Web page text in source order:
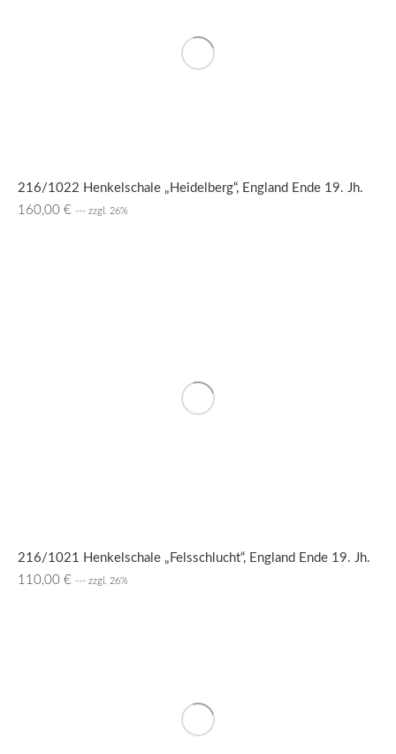
216/1022 Henkelschale „Heidelberg“, England Ende 19. Jh.
160,00 € --- zzgl. 26%
216/1021 Henkelschale „Felsschlucht“, England Ende 19. Jh.
110,00 € --- zzgl. 26%